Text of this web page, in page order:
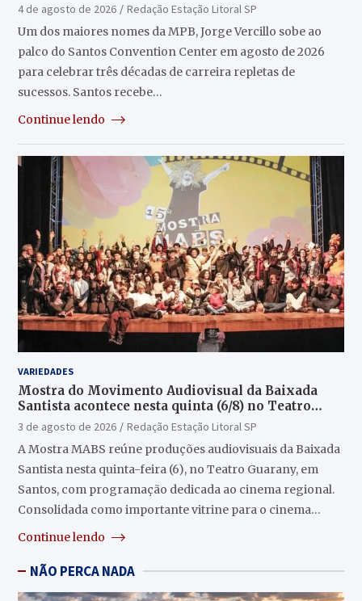
4 de agosto de 2026
Redação Estação Litoral SP
Um dos maiores nomes da MPB, Jorge Vercillo sobe ao
palco do Santos Convention Center em agosto de 2026
para celebrar três décadas de carreira repletas de
sucessos. Santos recebe…
Continue lendo
VARIEDADES
Mostra do Movimento Audiovisual da Baixada
Santista acontece nesta quinta (6/8) no Teatro
Guarany
3 de agosto de 2026
Redação Estação Litoral SP
A Mostra MABS reúne produções audiovisuais da Baixada
Santista nesta quinta-feira (6), no Teatro Guarany, em
Santos, com programação dedicada ao cinema regional.
Consolidada como importante vitrine para o cinema…
Continue lendo
NÃO PERCA NADA